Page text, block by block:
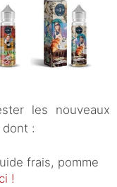
les nouveaux
:
frais, pomme
!